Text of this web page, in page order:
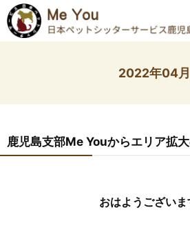
2022年04月
鹿児島支部Me Youからエリア拡
おはようございま